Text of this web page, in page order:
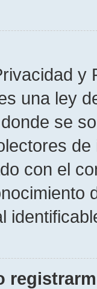
una ley
se
con el